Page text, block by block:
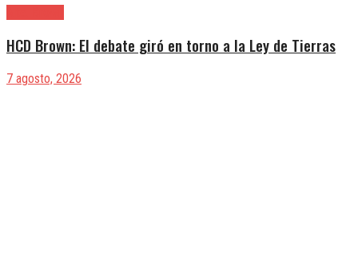
HCD Brown: El debate giró en torno a la Ley de Tierras
7 agosto, 2026